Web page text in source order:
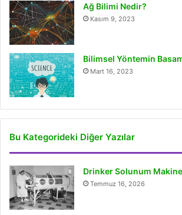
Ağ Bilimi Nedir?
Kasım 9, 2023
Bilimsel Yöntemin
Mart 16, 2023
Bu Kategorideki Diğer Yazılar
Drinker Solunum
Temmuz 16, 2026